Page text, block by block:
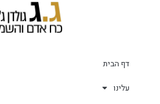
דף הבית
עלינו